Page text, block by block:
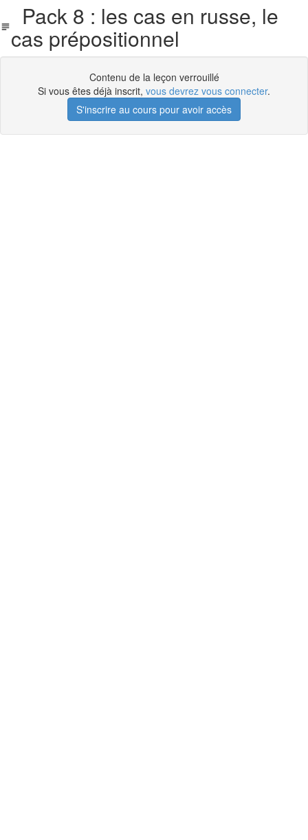
Pack 8 : les cas en russe, le
cas prépositionnel
Contenu de la leçon verrouillé
Si vous êtes déjà inscrit, vous devrez vous connecter.
S'inscrire au cours pour avoir accès